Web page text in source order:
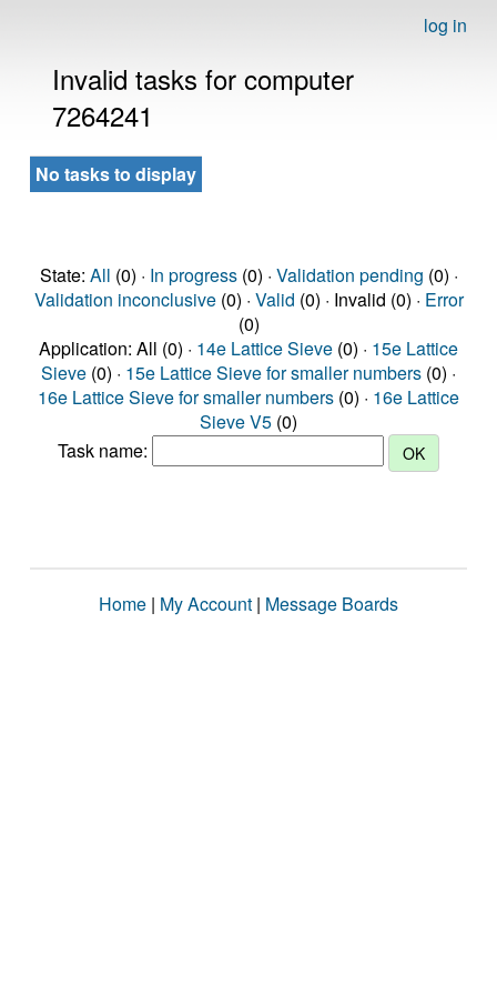
log in
Invalid tasks for computer
7264241
No tasks to display
State: All (0) · In progress(0) · Validation pending (0) ·
Validation inconclusive(0) · Valid (0) · Invalid (0) · Error
(0)
Application: All (0) · 14e Lattice Sieve (0) · 15e Lattice
Sieve (0) · 15e Lattice Sieve for smaller numbers (0) ·
16e Lattice Sieve for smaller numbers (0) · 16e Lattice
Sieve V5 (0)
Task name:
Home | My Account | Message Boards